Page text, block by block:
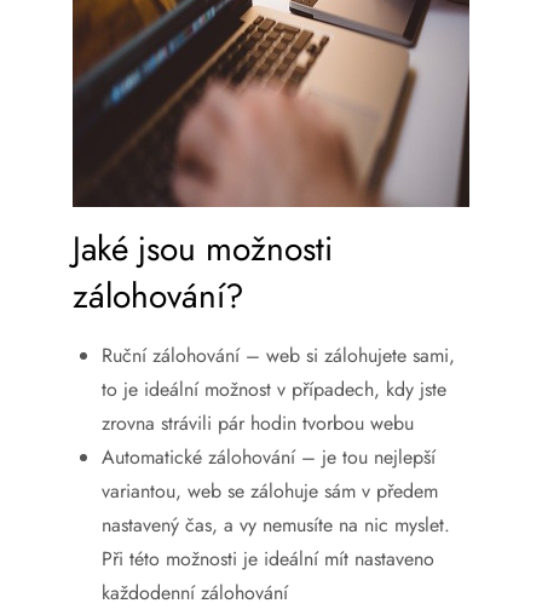
Jaké jsou možnosti
zálohování?
Ruční zálohování – web si zálohujete sami,
to je ideální možnost v případech, kdy jste
zrovna strávili pár hodin tvorbou webu
Automatické zálohování – je tou nejlepší
variantou, web se zálohuje sám v předem
nastavený čas, a vy nemusíte na nic myslet.
Při této možnosti je ideální mít nastaveno
každodenní zálohování